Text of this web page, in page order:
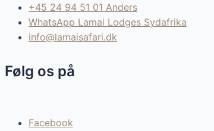
+45 24 94 51 01 Anders
WhatsApp Lamai Lodges Sydafrika
info@lamaisafari.dk
Følg os på
Facebook